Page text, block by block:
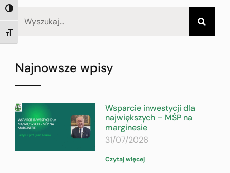
TOGGLE HIGH CONTRAST
TOGGLE FONT SIZE
Najnowsze wpisy
Wsparcie inwestycji dla
największych – MŚP na
marginesie
31/07/2026
Czytaj więcej